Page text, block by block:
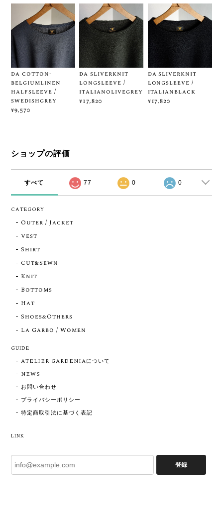
da cotton-
belgiumlinen
halfsleeve /
swedishgrey
¥9,570
da sliverknit
longsleeve /
italianolivegrey
¥17,820
da sliverknit
longsleeve /
italianblack
¥17,820
ショップの評価
すべて 77 0 0
CATEGORY
Outer / Jacket
Vest
Shirt
Cut&Sewn
Knit
Bottoms
Hat
Shoes&Others
La Garbo / Women
GUIDE
ATELIER GARDENIAについて
NEWS
お問い合わせ
プライバシーポリシー
特定商取引法に基づく表記
LINK
登録